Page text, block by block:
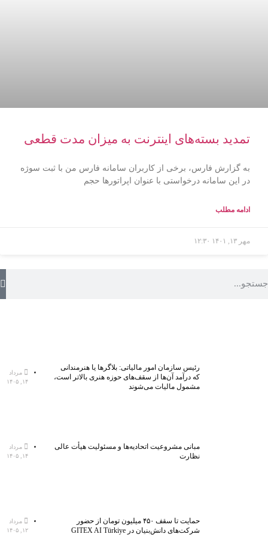
تمدید بسته‌های اینترنت به میزان مدت قطعی
به گزارش فارس، برخی از کاربران سامانه فارس من با ثبت سوژه
در این سامانه درخواستی با عنوان اپراتورها حجم
ادامه مطلب
مهر ۱۳, ۱۴۰۱ ۱۲:۳۰
رئیس سازمان امور مالیاتی: بلاگر‌ها یا هنرمندانی
که درآمد آن‌ها از سقف‌های حوزه هنری بالاتر است،
مشمول مالیات می‌شوند
مرداد
۱۴, ۱۴۰۵
مبانی مشروعیت اتحادیه‌ها و مسئولیت هیأت عالی
نظارت
مرداد
۱۴, ۱۴۰۵
حمایت تا سقف ۴۵۰ میلیون تومان از حضور
شرکت‌های دانش‌بنیان در GITEX AI Türkiye
مرداد
۱۲, ۱۴۰۵